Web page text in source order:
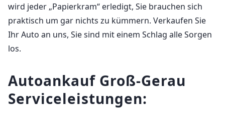
wird jeder „Papierkram“ erledigt, Sie brauchen sich
praktisch um gar nichts zu kümmern. Verkaufen Sie
Ihr Auto an uns, Sie sind mit einem Schlag alle Sorgen
los.
Autoankauf Groß-Gerau
Serviceleistungen: